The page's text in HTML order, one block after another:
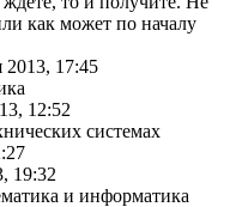
как может по началу
2013, 17:45
12:52
системах
19:32
и информатика